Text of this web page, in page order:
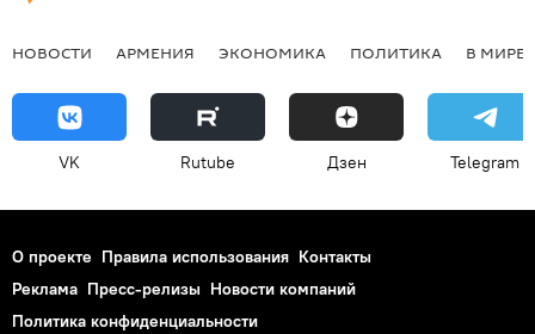
НОВОСТИ АРМЕНИЯ ЭКОНОМИКА ПОЛИТИКА В МИРЕ
VK Rutube Дзен Telegram
О проекте Правила использования Контакты
Реклама Пресс-релизы Новости компаний
Политика конфиденциальности